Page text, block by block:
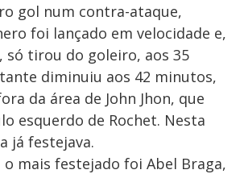
gol num contra-ataque,
foi lançado em velocidade e,
só tirou do goleiro, aos 35
diminuiu aos 42 minutos,
da área de John Jhon, que
esquerdo de Rochet. Nesta
já festejava.
mais festejado foi Abel Braga,